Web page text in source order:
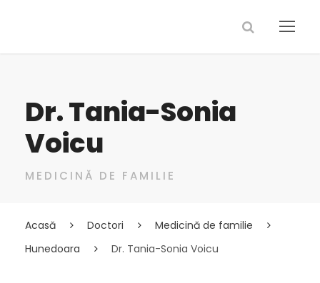
Dr. Tania-Sonia
Voicu
MEDICINĂ DE FAMILIE
Acasă Doctori
Medicină de familie
Hunedoara
Dr. Tania-Sonia Voicu